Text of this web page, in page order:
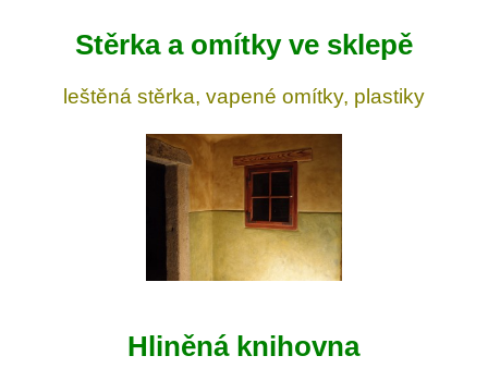
Stěrka a omítky ve sklepě
leštěná stěrka, vapené omítky, plastiky
Hliněná knihovna